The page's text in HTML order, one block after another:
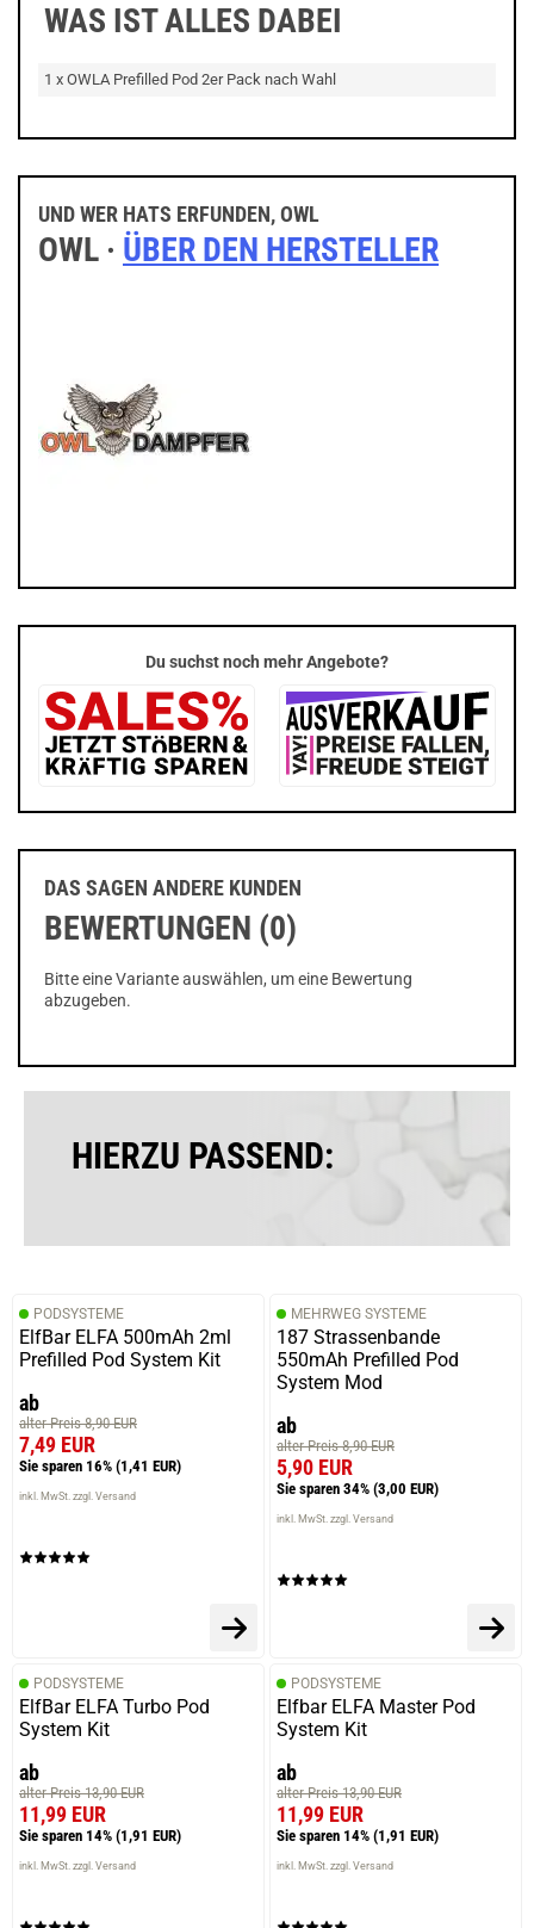
WAS IST ALLES DABEI
1 x OWLA Prefilled Pod 2er Pack nach Wahl
UND WER HATS ERFUNDEN, OWL
OWL · ÜBER DEN HERSTELLER
Du suchst noch mehr Angebote?
DAS SAGEN ANDERE KUNDEN
BEWERTUNGEN (0)
Bitte eine Variante auswählen, um eine Bewertung
abzugeben.
HIERZU PASSEND:
PODSYSTEME
ElfBar ELFA 500mAh 2ml
Prefilled Pod System Kit
ab
alter Preis 8,90 EUR
7,49 EUR
Sie sparen 16% (1,41 EUR)
inkl. MwSt. zzgl. Versand
MEHRWEG SYSTEME
187 Strassenbande
550mAh Prefilled Pod
System Mod
ab
alter Preis 8,90 EUR
5,90 EUR
Sie sparen 34% (3,00 EUR)
inkl. MwSt. zzgl. Versand
PODSYSTEME
ElfBar ELFA Turbo Pod
System Kit
ab
alter Preis 13,90 EUR
11,99 EUR
Sie sparen 14% (1,91 EUR)
inkl. MwSt. zzgl. Versand
PODSYSTEME
Elfbar ELFA Master Pod
System Kit
ab
alter Preis 13,90 EUR
11,99 EUR
Sie sparen 14% (1,91 EUR)
inkl. MwSt. zzgl. Versand